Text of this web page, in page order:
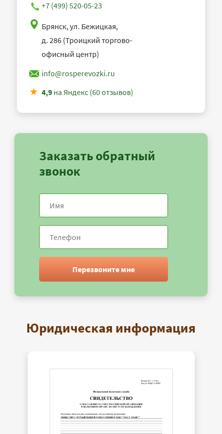
+7 (499) 520-05-23
Брянск, ул. Бежицкая,
д. 286 (Троицкий торгово-
офисный центр)
info@rosperevozki.ru
4,9 на Яндекс (60 отзывов)
Заказать обратный
звонок
Перезвоните мне
Юридическая информация